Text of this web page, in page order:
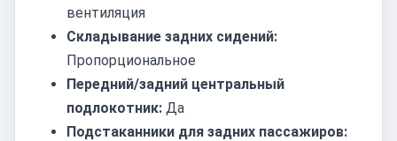
вентиляция
Складывание задних сидений:
Пропорциональное
Передний/задний центральный
подлокотник: Да
Подстаканники для задних пассажиров: